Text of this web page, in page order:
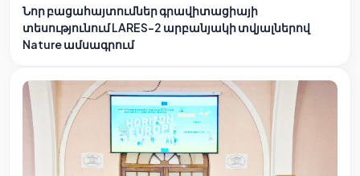
Նոր բացահայտումներ գրավիտացիայի
տեսությունում LARES-2 արբանյակի տվյալներով
Nature ամսագրում